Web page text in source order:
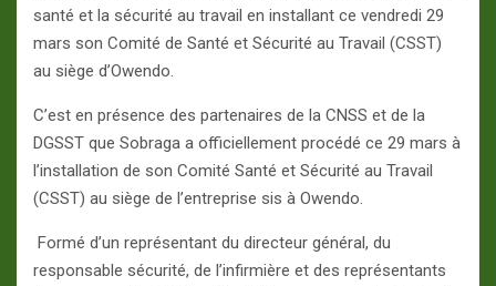
santé et la sécurité au travail en installant ce vendredi 29
mars son Comité de Santé et Sécurité au Travail (CSST)
au siège d’Owendo.
C’est en présence des partenaires de la CNSS et de la
DGSST que Sobraga a officiellement procédé ce 29 mars à
l’installation de son Comité Santé et Sécurité au Travail
(CSST) au siège de l’entreprise sis à Owendo.
Formé d’un représentant du directeur général, du
responsable sécurité, de l’infirmière et des représentants